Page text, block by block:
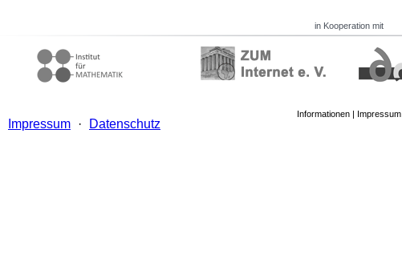
in Kooperation mit
Informationen | Impressum
Impressum · Datenschutz